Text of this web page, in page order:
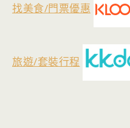
找美食/門票優惠
旅遊/套裝行程